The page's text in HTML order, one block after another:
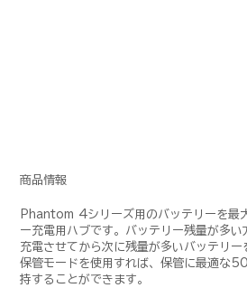
商品情報
Phantom 4シリーズ用のバッテリーを最
ー充電用ハブです。バッテリー残量が多
充電させてから次に残量が多いバッテリー
保管モードを使用すれば、保管に最適な
持することができます。